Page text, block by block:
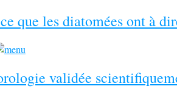
que les diatomées ont à
validée